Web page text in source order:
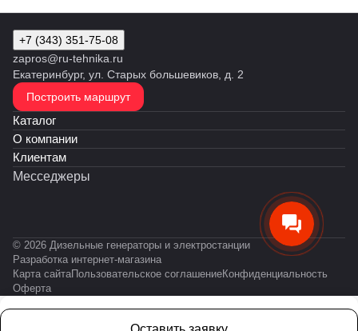
+7 (343) 351-75-08
zapros@ru-tehnika.ru
Екатеринбург, ул. Старых большевиков, д. 2
Построить маршрут
Каталог
О компании
Клиентам
Месседжеры
© 2026 Дизельные генераторы и электростанции
Разработка интернет-магазина
Карта сайтаПользовательское соглашениеКонфиденциальность
Оферта